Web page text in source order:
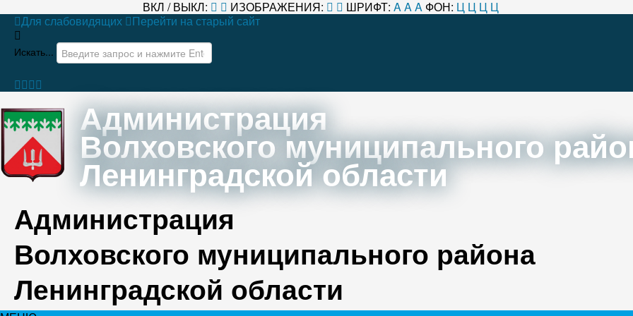
ВКЛ / ВЫКЛ: ИЗОБРАЖЕНИЯ: ШРИФТ: AAA ФОН: Ц Ц Ц Ц
Для слабовидящих
Перейти на старый сайт
Искать...
Администрация
Волховского муниципального
Ленинградской области
Администрация
Волховского муниципального района
Ленинградской области